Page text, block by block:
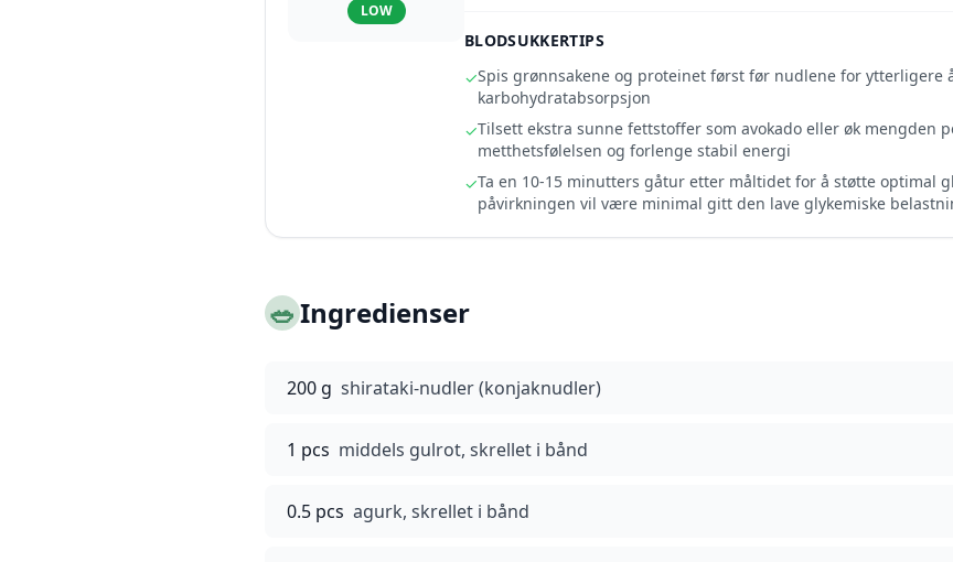
LOW
BLODSUKKERTIPS
✓Spis grønnsakene og proteinet først før nudlene for ytterligere
karbohydratabsorpsjon
✓Tilsett ekstra sunne fettstoffer som avokado eller øk mengden
metthetsfølelsen og forlenge stabil energi
✓Ta en 10-15 minutters gåtur etter måltidet for å støtte optimal
påvirkningen vil være minimal gitt den lave glykemiske
🥗Ingredienser
200 g shirataki-nudler (konjaknudler)
1 pcs middels gulrot, skrellet i bånd
0.5 pcs agurk, skrellet i bånd